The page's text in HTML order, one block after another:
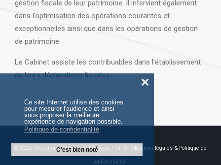
Ce site Internet utilise des cookies
pour mesurer l'audience et ainsi
vous proposer la meilleure
expérience de navigation possible.
Politique de confidentialité
C'est bien noté
❌
gestion fiscale de leur patrimoine. Il intervient également
dans l’optimisation des opérations courantes et
exceptionnelles ainsi que dans les opérations de gestion
de patrimoine.
Le Cabinet assiste les contribuables dans l’établissement
de leurs déclarations fiscales.
© 2026 Tous droits réservés AJ Avocats | Paris | Mentions légales & Politique de
confidentialité |